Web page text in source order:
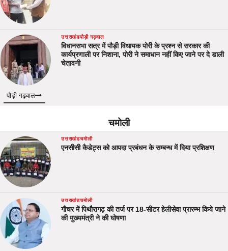
उत्तराखंडपौड़ी गढ़वाल
विधानसभा सत्र में पौड़ी विधायक पोरी के प्रश्न से सरकार की
कार्यप्रणाली पर निशाना, पोरी ने समाधान नहीं किए जाने पर दे डाली
चेतावनी
पौड़ी गढ़वाल
चमोली
उत्तराखंडचमोली
एनसीसी कैडेट्स को आपदा प्रबंधन के सम्बन्ध में दिया प्रशिक्षण
उत्तराखंडचमोली
गौचर में पिथौरागढ़ की तर्ज पर 18-सीटर हेलीसेवा प्रारम्भ किये जाने
की मुख्यमंत्री ने की घोषणा